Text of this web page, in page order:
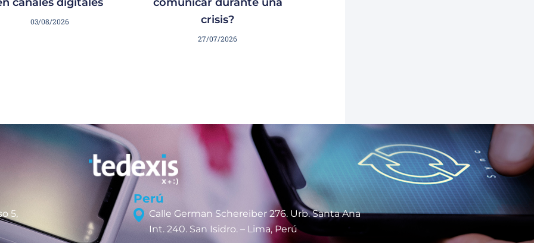
03/08/2026
crisis?
27/07/2026
5,
Perú
Calle German Schereiber 276. Urb. Santa Ana
Int. 240. San Isidro. – Lima, Perú